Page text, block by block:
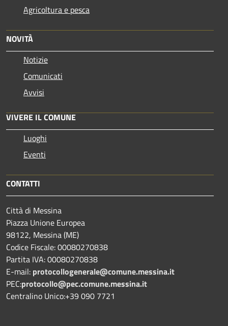
Agricoltura e pesca
NOVITÀ
Notizie
Comunicati
Avvisi
VIVERE IL COMUNE
Luoghi
Eventi
CONTATTI
Città di Messina
Piazza Unione Europea
98122, Messina (ME)
Codice Fiscale: 00080270838
Partita IVA: 00080270838
E-mail: protocollogenerale@comune.messina.it
PEC:protocollo@pec.comune.messina.it
Centralino Unico:+39 090 7721